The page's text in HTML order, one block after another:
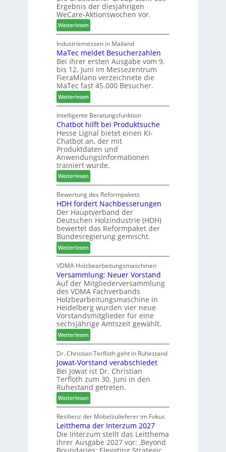
s
f
ü
h
r
e
r
e
n
f
ü
r
P
l
a
n
t
a
g
l
l
o
-
F
r
ä
s
e
r
u
n
d
-
V
e
r
b
i
n
e
r
Ergebnis der diesjährigen
WeCare-Aktionswochen vor.
Weiterlesen:
W
e
C
a
r
e
-
A
k
t
i
o
n
s
w
o
c
h
e
n
2
0
2
6
Industriemessen in Mailand
MaTec meldet Besucherzahlen
Bei ihrer ersten Ausgabe vom 9.
bis 12. Juni im Messezentrum
FieraMilano verzeichnete die
MaTec fast 45.000 Besucher.
Weiterlesen:
M
a
T
e
c
m
e
l
d
e
t
B
e
s
u
c
h
e
r
z
a
h
l
e
n
Intelligente Beratungsfunktion
Chatbot hilft bei Produktsuche
Hesse Lignal bietet einen KI-
Chatbot an, der mit
Produktdaten und
Anwendungsinformationen
trainiert wurde.
Weiterlesen:
C
h
a
t
b
o
t
h
i
l
t
b
e
i
P
r
o
u
k
t
s
u
c
e
Bewertung des Reformpakets
HDH fordert Nachbesserungen
Der Hauptverband der
Deutschen Holzindustrie (HDH)
bewertet das Reformpaket der
Bundesregierung gemischt.
Weiterlesen:
H
D
H
f
o
r
d
e
r
t
N
a
c
h
b
e
s
s
e
r
u
n
VDMA Holzbearbeitungsmaschinen
Versammlung: Neuer Vorstand
Auf der Mitgliederversammlung
des VDMA Fachverbands
Holzbearbeitungsmaschine in
Heidelberg wurden vier neue
Vorstandsmitglieder für eine
sechsjährige Amtszeit gewählt.
Weiterlesen:
V
e
r
s
a
m
m
l
u
n
g
:
Dr. Christian Terfloth geht in Ruhestand
Jowat-Vorstand verabschiedet
Bei Jowat ist Dr. Christian
Terfloth zum 30. Juni in den
Ruhestand getreten.
Weiterlesen:
J
o
w
a
t
Resilienz der Möbelzulieferer im Fokus
Leitthema der Interzum 2027
Die Interzum stellt das Leitthema
ihrer Ausgabe 2027 vor: ‚Beyond